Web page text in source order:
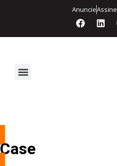
AnuncieAssine
Case